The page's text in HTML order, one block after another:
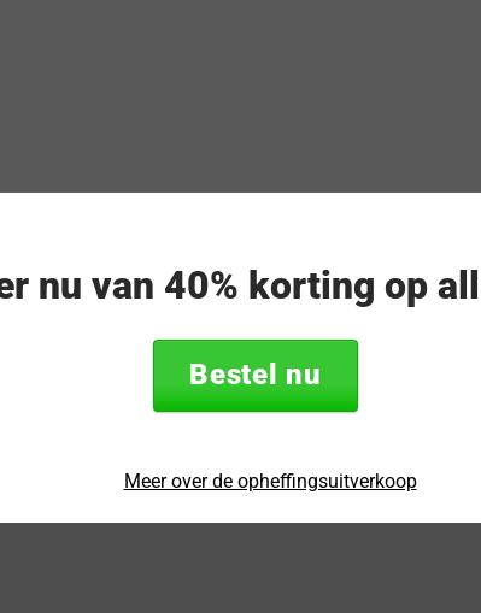
nu van 40% korting op
Bestel nu
Meer over de opheffingsuitverkoop